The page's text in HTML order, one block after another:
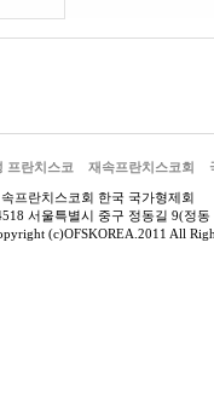
프란치스코 재속프란치스코회
프란치스코회 한국 국가형제회
서울특별시 중구 정동길 9(정
(c)OFSKOREA.2011 All